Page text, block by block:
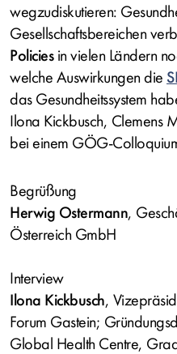
wegzudiskutieren:
Gesellschaftsbereichen
Policiesin vielen Ländern
welche Auswirkungen die
das Gesundheitssystem
Ilona Kickbusch, Clemens
bei einem GÖG-
Begrüßung
Herwig Ostermann,
Österreich GmbH
Interview
Ilona Kickbusch,
Forum Gastein;
Global Health Centre,